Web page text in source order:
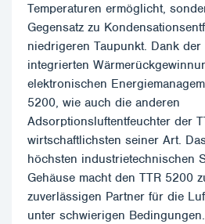
Temperaturen ermöglicht,
Gegensatz zu
niedrigeren Taupunkt. Dank der
integrierten
elektronischen
5200, wie auch die anderen
Adsorptionsluftentfeuchter der
wirtschaftlichsten seiner Art.
höchsten industrietechnischen
Gehäuse macht den TTR 5200
zuverlässigen Partner für die
unter schwierigen Bedingungen.